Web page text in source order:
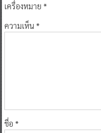
เครื่องหมาย *
ความเห็น*
ชื่อ *